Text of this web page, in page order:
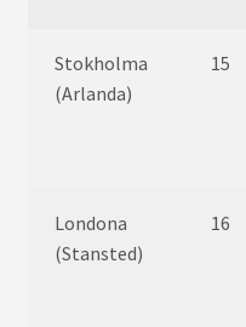
Stokholma
(Arlanda)
15
Londona
(Stansted)
16